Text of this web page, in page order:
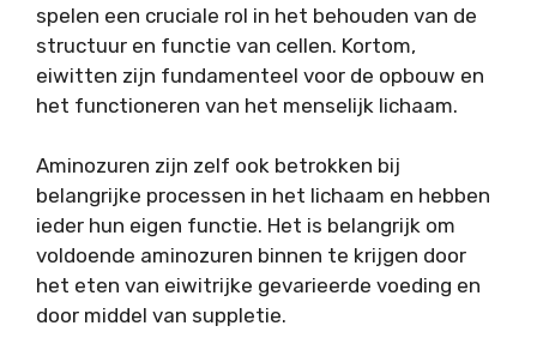
spelen een cruciale rol in het behouden van de
structuur en functie van cellen. Kortom,
eiwitten zijn fundamenteel voor de opbouw en
het functioneren van het menselijk lichaam.
Aminozuren zijn zelf ook betrokken bij
belangrijke processen in het lichaam en hebben
ieder hun eigen functie. Het is belangrijk om
voldoende aminozuren binnen te krijgen door
het eten van eiwitrijke gevarieerde voeding en
door middel van suppletie.